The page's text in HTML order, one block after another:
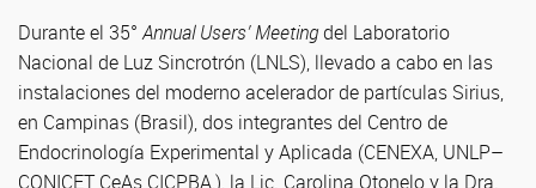
Durante el 35°Annual Users’ Meetingdel Laboratorio
Nacional de Luz Sincrotrón (LNLS), llevado a cabo en las
instalaciones del moderno acelerador de partículas Sirius,
en Campinas (Brasil), dos integrantes del Centro de
Endocrinología Experimental y Aplicada (CENEXA, UNLP–
CONICET CeAs CICPBA,), la Lic. Carolina Otonelo y la Dra.